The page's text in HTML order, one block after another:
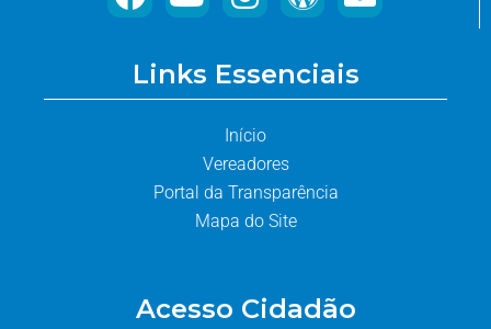
Links Essenciais
Início
Vereadores
Portal da Transparência
Mapa do Site
Acesso Cidadão